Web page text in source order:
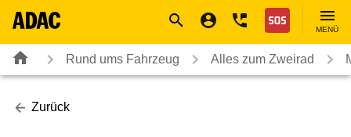
Nothilfe
MENÜ
Rund ums Fahrzeug Alles zum Zweirad
Zurück